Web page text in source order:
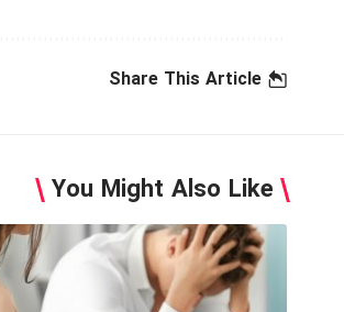
Share This Article
You Might Also Like